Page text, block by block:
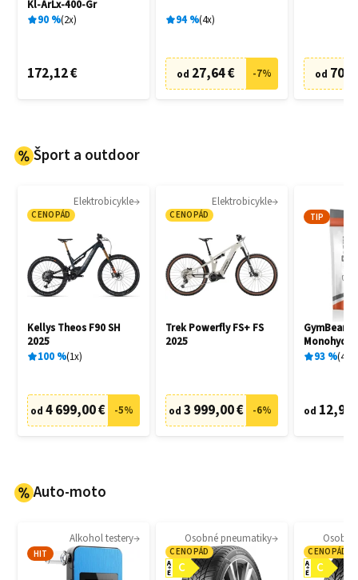
Kl-ArLx-400-Gr
90% 2x
172,12 €
94% 4x
od 27,64 € -7% od
Šport a outdoor
Elektrobicykle
CENOPÁD
Kellys Theos F90 SH
2025
100% 1x
od 4 699,00 € -5%
Elektrobicykle
CENOPÁD
Trek Powerfly FS+ FS
2025
od 3 999,00 € -6%
TIP
GymBeam
93% 404
od 12,95
Auto-moto
Alkohol testery
HIT
Osobné pneumatiky
CENOPÁD
C
A
E
CENOPÁD
C
A
E